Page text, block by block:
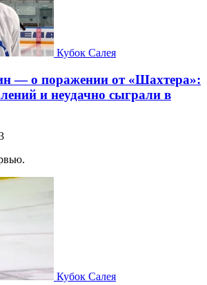
Кубок Салея
— о поражении от «Шахтера»:
и неудачно сыграли в
Кубок Салея